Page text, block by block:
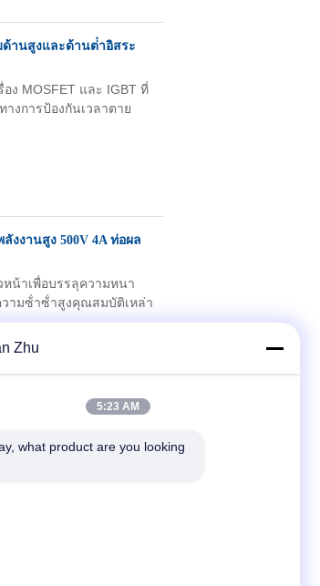
มด้านสูงและด้านต่ําอิสระ
ง MOSFET และ IGBT ที่
งการป้องกันเวลาตาย
ลังงานสูง 500V 4A ท่อผล
น้าเพื่อบรรลุความหนา
ามซ้ําซ้ําสูงคุณสมบัติเหล่า
Mosfet Driver
ทรานซิสเตอร์สนาม
งกระบวนการความหนา
Zhu
5:23 AM
what product are you looking